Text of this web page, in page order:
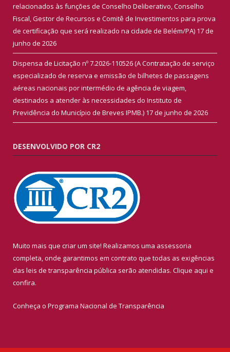
relacionados às funções de Conselho Deliberativo, Conselho
Fiscal, Gestor de Recursos e Comitê de Investimentos para prova
de certificação que será realizado na cidade de Belém/PA) 17 de
junho de 2026
Dispensa de Licitação nº 7.2026-110526 (A Contratação de serviço
especializado de reserva e emissão de bilhetes de passagens
aéreas nacionais por intermédio de agência de viagem,
destinados a atender às necessidades do Instituto de
Previdência do Município de Breves IPMB.) 17 de junho de 2026
DESENVOLVIDO POR CR2
Muito mais que criar um site! Realizamos uma assessoria
completa, onde garantimos em contrato que todas as exigências
das leis de transparência pública serão atendidas. Clique aqui e
confira.
Conheça o Programa Nacional de Transparência